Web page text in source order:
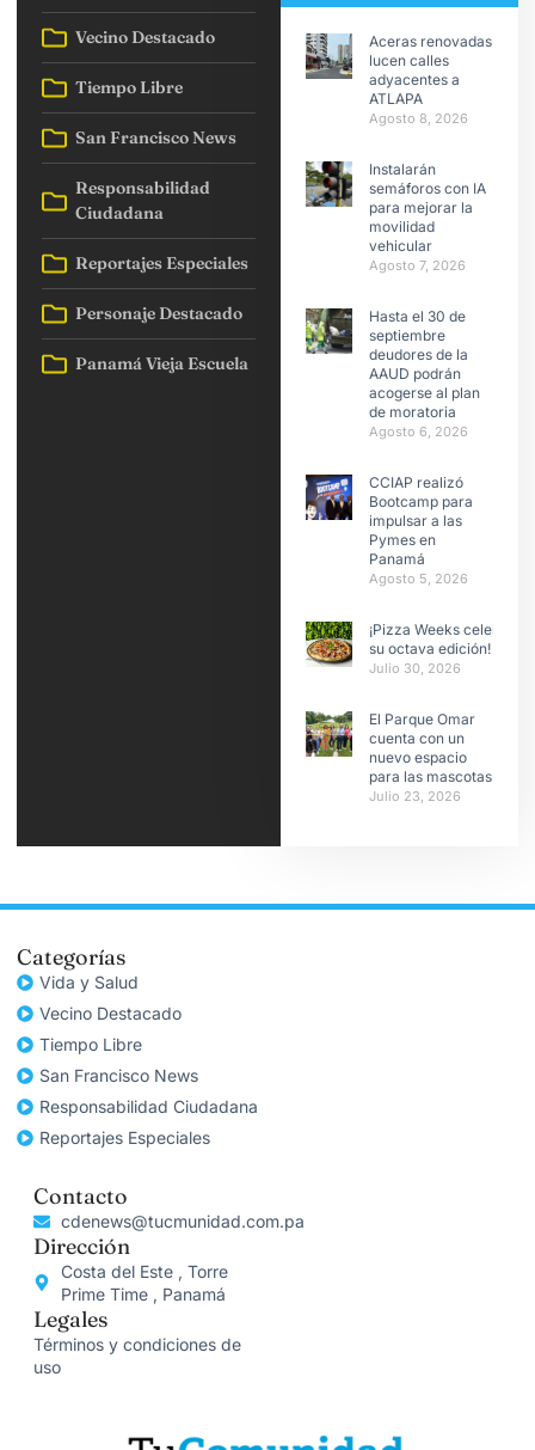
Vecino Destacado
Tiempo Libre
San Francisco News
Responsabilidad
Ciudadana
Reportajes Especiales
Personaje Destacado
Panamá Vieja Escuela
Aceras renovadas
lucen calles
adyacentes a
ATLAPA
Agosto 8, 2026
Instalarán
semáforos con IA
para mejorar la
movilidad
vehicular
Agosto 7, 2026
Hasta el 30 de
septiembre
deudores de la
AAUD podrán
acogerse al plan
de moratoria
Agosto 6, 2026
CCIAP realizó
Bootcamp para
impulsar a las
Pymes en
Panamá
Agosto 5, 2026
¡Pizza Weeks celebra
su octava edición!
Julio 30, 2026
El Parque Omar
cuenta con un
nuevo espacio
para las mascotas
Julio 23, 2026
Categorías
Vida y Salud
Vecino Destacado
Tiempo Libre
San Francisco News
Responsabilidad Ciudadana
Reportajes Especiales
Contacto
cdenews@tucmunidad.com.pa
Dirección
Costa del Este , Torre
Prime Time , Panamá
Legales
Términos y condiciones de
uso